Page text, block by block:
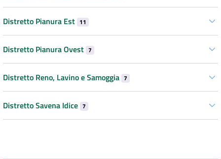
Distretto Pianura Est 11
Distretto Pianura Ovest 7
Distretto Reno, Lavino e Samoggia 7
Distretto Savena Idice 7